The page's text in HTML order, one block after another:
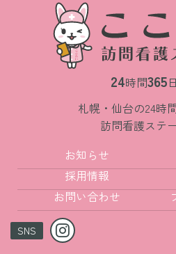
24時間365
札幌・仙台の24時
訪問看護ステ
お知らせ
採用情報
お問い合わせ
SNS